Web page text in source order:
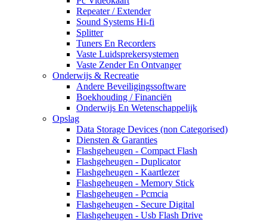
Repeater / Extender
Sound Systems Hi-fi
Splitter
Tuners En Recorders
Vaste Luidsprekersystemen
Vaste Zender En Ontvanger
Onderwijs & Recreatie
Andere Beveiligingssoftware
Boekhouding / Financiën
Onderwijs En Wetenschappelijk
Opslag
Data Storage Devices (non Categorised)
Diensten & Garanties
Flashgeheugen - Compact Flash
Flashgeheugen - Duplicator
Flashgeheugen - Kaartlezer
Flashgeheugen - Memory Stick
Flashgeheugen - Pcmcia
Flashgeheugen - Secure Digital
Flashgeheugen - Usb Flash Drive